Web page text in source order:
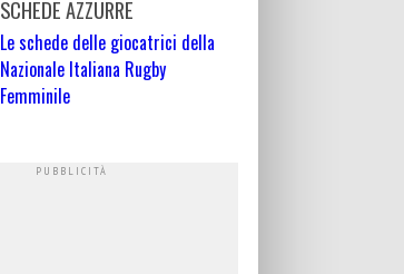
SCHEDE AZZURRE
Le schede delle giocatrici della
Nazionale Italiana Rugby
Femminile